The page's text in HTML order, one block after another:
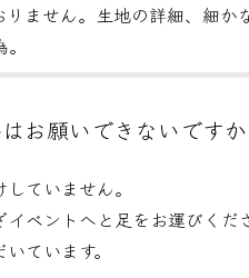
ません。 生地の詳細、細か
お願いできないです
ていません。
イベントへと足をお運びく
ています。